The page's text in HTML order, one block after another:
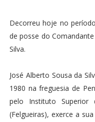
Decorreu hoje no
de posse do
Silva.
José Alberto Sousa da
1980 na freguesia de
pelo Instituto Superior
(Felgueiras), exerce a